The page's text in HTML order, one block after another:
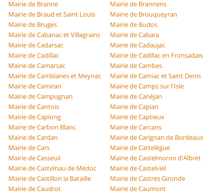
Mairie de Branne
Mairie de Brannens
Mairie de Braud et Saint Louis
Mairie de Brouqueyran
Mairie de Bruges
Mairie de Budos
Mairie de Cabanac et Villagrains
Mairie de Cabara
Mairie de Cadarsac
Mairie de Cadaujac
Mairie de Cadillac
Mairie de Cadillac en Fronsadais
Mairie de Camarsac
Mairie de Cambes
Mairie de Camblanes et Meynac
Mairie de Camiac et Saint Denis
Mairie de Camiran
Mairie de Camps sur l'Isle
Mairie de Campugnan
Mairie de Canéjan
Mairie de Cantois
Mairie de Capian
Mairie de Caplong
Mairie de Captieux
Mairie de Carbon Blanc
Mairie de Carcans
Mairie de Cardan
Mairie de Carignan de Bordeaux
Mairie de Cars
Mairie de Cartelègue
Mairie de Casseuil
Mairie de Castelmoron d'Albret
Mairie de Castelnau de Médoc
Mairie de Castelviel
Mairie de Castillon la Bataille
Mairie de Castres Gironde
Mairie de Caudrot
Mairie de Caumont